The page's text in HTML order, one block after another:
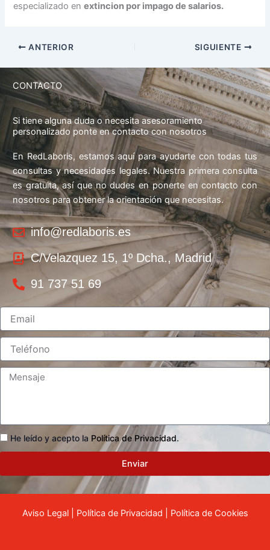
especializado enextincion por impago de salarios.
ANTERIOR SIGUIENTE
CONTACTO
Si tiene alguna duda o necesita asesoramiento
personalizado ponte en contacto con nosotros
En RedLaboris, estamos aquí para ayudarte con todas tus
consultas y necesidades legales. Nuestra primera consulta
es gratuita, así que no dudes en ponerte en contacto con
nosotros para obtener la orientación que necesitas.
info@redlaboris.es
C/Velazquez 15, 1º Dcha., Madrid
91 737 51 69
He leído y acepto la Política de Privacidad.
Enviar
Aviso Legal| Política de Privacidad Política de Cookies